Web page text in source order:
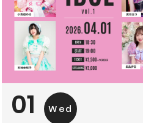
01 Wed